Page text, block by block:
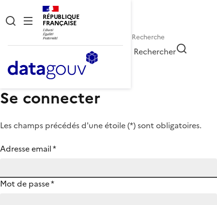
RÉPUBLIQUE
FRANÇAISE
Rechercher
Se connecter
Les champs précédés d'une étoile (*) sont obligatoires.
Adresse email*
Mot de passe*